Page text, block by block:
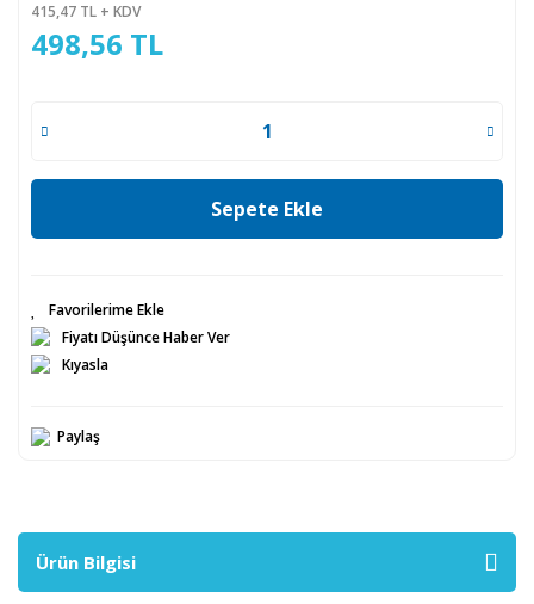
415,47 TL + KDV
498,56 TL
Sepete Ekle
Fiyatı Düşünce Haber Ver
Kıyasla
Paylaş
Ürün Bilgisi